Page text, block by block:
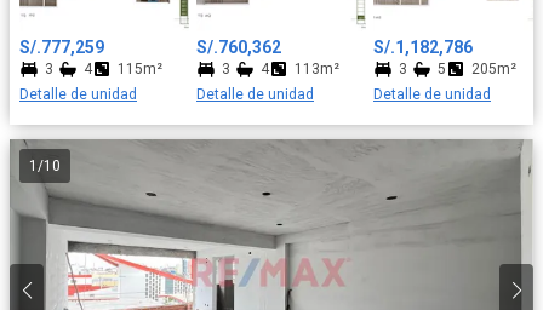
baño y los otros 2 dormitorios comparten un baño secundario
Todos los departamentos cuentan con uno o dos
estacionamientos y un depósito a elección del cliente. ¡Te
invitamos a visitar nuestra caseta de ventas en la Calle Francisco
Astete), todos los días de 9:00 am a 06:00 pm para conocer más
sobre esta gran oportunidad!
S/.777,259
3 4
115m²
Detalle de unidad
S/.760,362
3 4
113m²
Detalle de unidad
S/.1,182,786
3 5
205m²
Detalle de unidad
1 /10